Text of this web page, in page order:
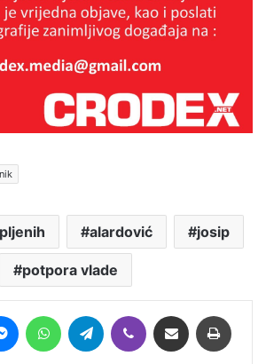
alardović josip
potpora vlade
MessengerWhatsAppTelegram Viber Podijeli putem E-maila